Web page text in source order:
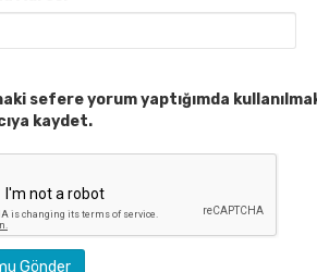
sefere yorum yaptığımda
kaydet.